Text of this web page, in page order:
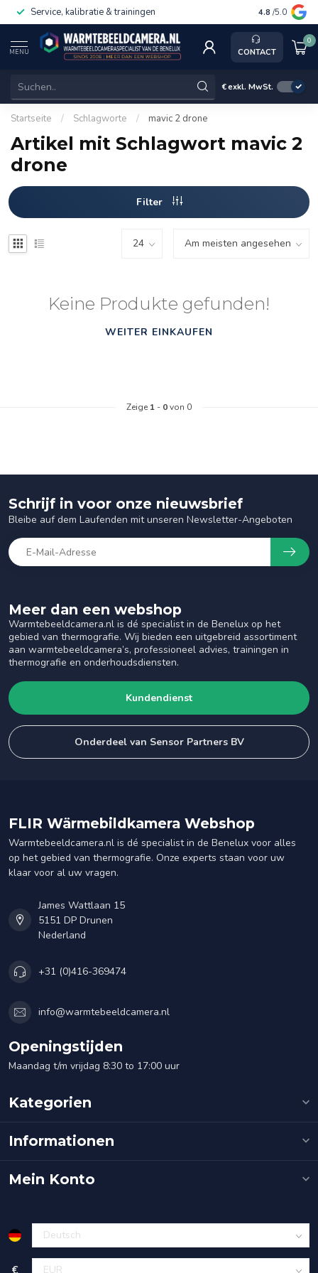
Service, kalibratie & trainingen 4.8 /5.0
MENU CONTACT
0
€exkl. MwSt.
Startseite / Schlagworte / mavic 2 drone
Artikel mit Schlagwort mavic 2
drone
Filter
Keine Produkte gefunden!
WEITER EINKAUFEN
Zeige 1 - 0von 0
Meer dan een webshop
Warmtebeeldcamera.nl is dé specialist in de Benelux op het
gebied van thermografie. Wij bieden een uitgebreid assortiment
aan warmtebeeldcamera’s, professioneel advies, trainingen in
thermografie en onderhoudsdiensten.
Kundendienst
Onderdeel van Sensor Partners BV
Schrijf in voor onze nieuwsbrief
Bleibe auf dem Laufenden mit unseren Newsletter-Angeboten
FLIR Wärmebildkamera Webshop
Warmtebeeldcamera.nl is dé specialist in de Benelux voor alles
op het gebied van thermografie. Onze experts staan voor uw
klaar voor al uw vragen.
James Wattlaan 15
5151 DP Drunen
Nederland
+31 (0)416-369474
info@warmtebeeldcamera.nl
Openingstijden
Maandag t/m vrijdag 8:30 to 17:00 uur
Kategorien
Informationen
Mein Konto
€